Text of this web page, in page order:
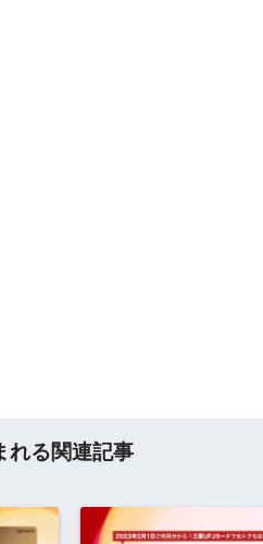
れる関連記事